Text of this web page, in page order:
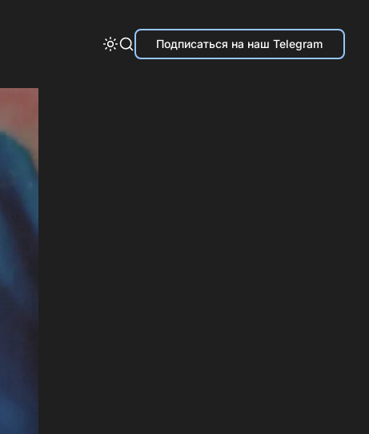
Подписаться на наш Telegram